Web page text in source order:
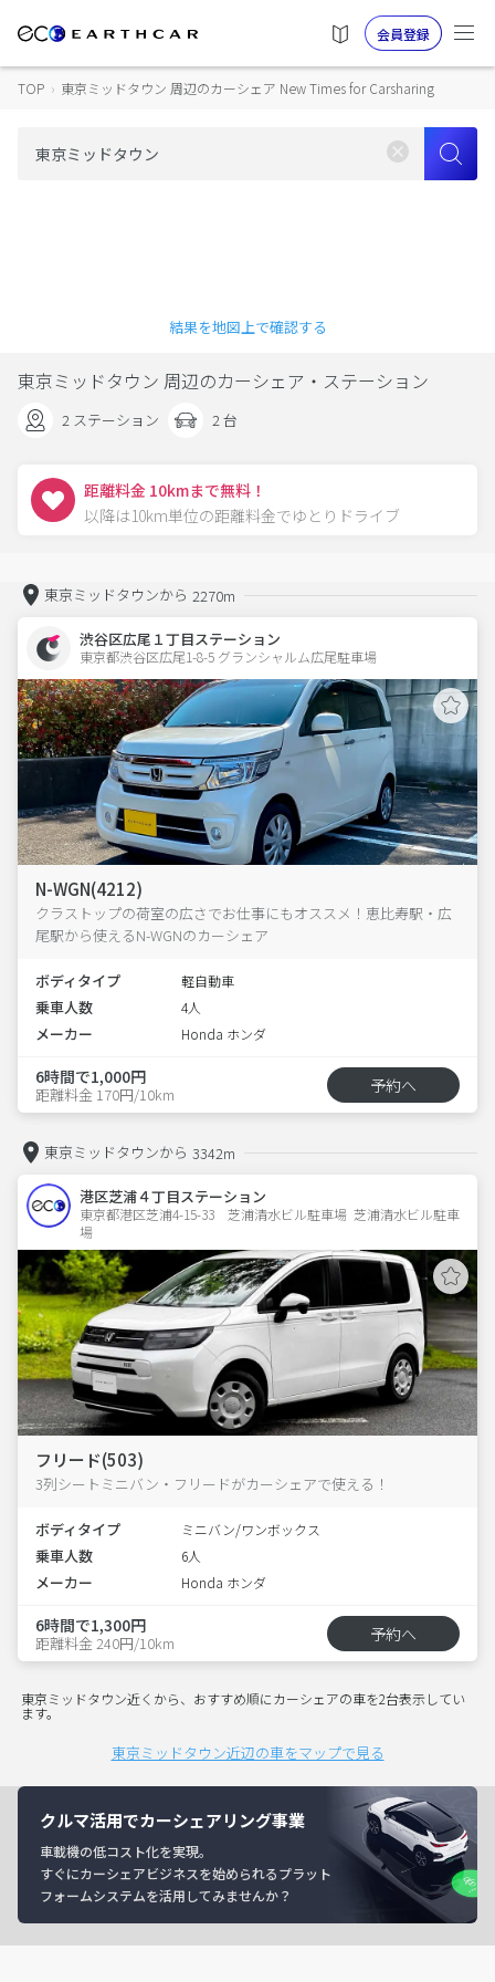
会員登録
TOP › 東京ミッドタウン 周辺のカーシェア New Times for Carsharing
結果を地図上で確認する
東京ミッドタウン 周辺のカーシェア・ステーション
2 ステーション 2 台
距離料金 10kmまで無料！
以降は10km単位の距離料金でゆとりドライブ
東京ミッドタウンから 2270m
渋谷区広尾１丁目ステーション
東京都渋谷区広尾1-8-5 グランシャルム広尾駐車場
N-WGN(4212)
クラストップの荷室の広さでお仕事にもオススメ！恵比寿駅・広
尾駅から使えるN-WGNのカーシェア
ボディタイプ 軽自動車
乗車人数 4人
メーカー Honda ホンダ
6時間で1,000円
距離料金 170円/10km 予約へ
東京ミッドタウンから 3342m
港区芝浦４丁目ステーション
東京都港区芝浦4-15-33　芝浦清水ビル駐車場  芝浦清水ビル駐車
場
フリード(503)
3列シートミニバン・フリードがカーシェアで使える！
ボディタイプ ミニバン/ワンボックス
乗車人数 6人
メーカー Honda ホンダ
6時間で1,300円
距離料金 240円/10km 予約へ
東京ミッドタウン近くから、おすすめ順にカーシェアの車を2台表示してい
ます。
東京ミッドタウン近辺の車をマップで見る
クルマ活用でカーシェアリング事業
車載機の低コスト化を実現。
すぐにカーシェアビジネスを始められるプラット
フォームシステムを活用してみませんか？